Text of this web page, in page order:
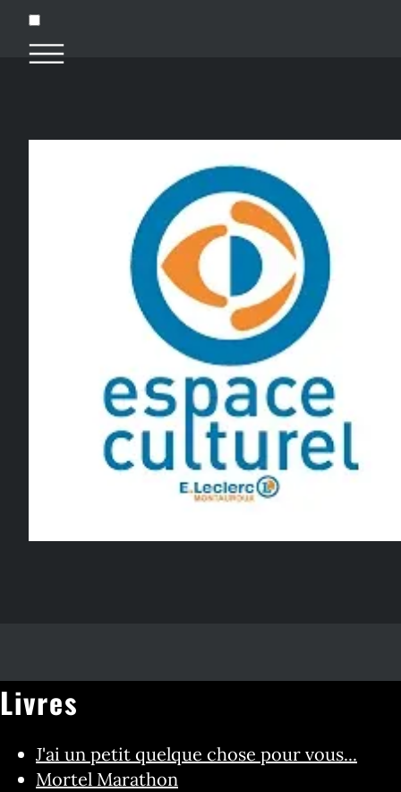
Livres
J'ai un petit quelque chose pour vous...
Mortel Marathon